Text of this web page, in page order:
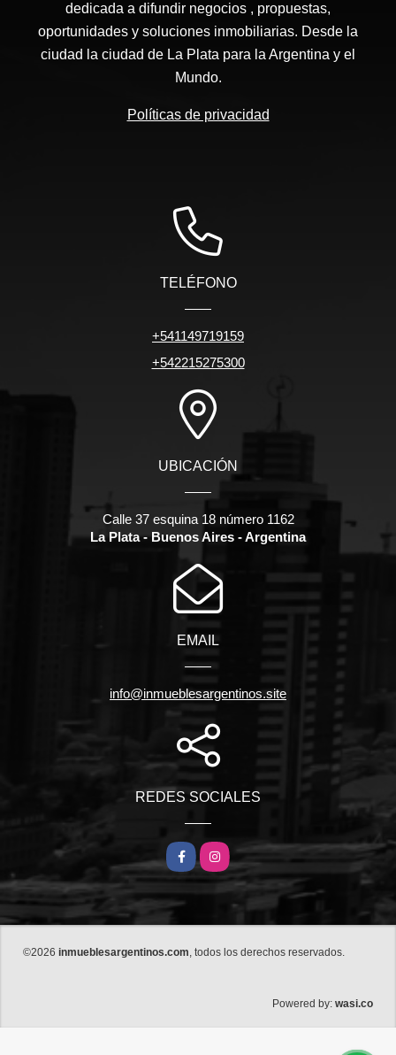
dedicada a difundir negocios , propuestas,
oportunidades y soluciones inmobiliarias. Desde la
ciudad la ciudad de La Plata para la Argentina y el
Mundo.
Políticas de privacidad
TELÉFONO
+541149719159
+542215275300
UBICACIÓN
Calle 37 esquina 18 número 1162
La Plata - Buenos Aires - Argentina
EMAIL
info@inmueblesargentinos.site
REDES SOCIALES
FacebookInstagram
©2026 inmueblesargentinos.com, todos los derechos reservados.
Powered by: wasi.co